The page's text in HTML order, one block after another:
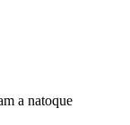
a natoque